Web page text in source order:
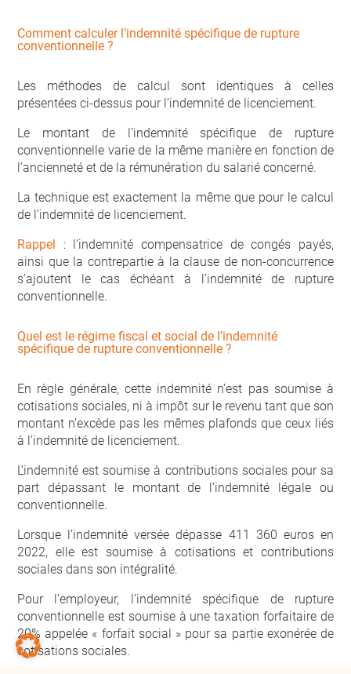
Comment calculer l’indemnité spécifique de rupture
conventionnelle ?
Les méthodes de calcul sont identiques à celles
présentées ci-dessus pour l’indemnité de licenciement.
Le montant de l’indemnité spécifique de rupture
conventionnelle varie de la même manière en fonction de
l’ancienneté et de la rémunération du salarié concerné.
La technique est exactement la même que pour le calcul
de l’indemnité de licenciement.
Rappel : l’indemnité compensatrice de congés payés,
ainsi que la contrepartie à la clause de non-concurrence
s’ajoutent le cas échéant à l’indemnité de rupture
conventionnelle.
Quel est le régime fiscal et social de l’indemnité
spécifique de rupture conventionnelle ?
En règle générale, cette indemnité n’est pas soumise à
cotisations sociales, ni à impôt sur le revenu tant que son
montant n’excède pas les mêmes plafonds que ceux liés
à l’indemnité de licenciement.
L’indemnité est soumise à contributions sociales pour sa
part dépassant le montant de l’indemnité légale ou
conventionnelle.
Lorsque l’indemnité versée dépasse 411 360 euros en
2022, elle est soumise à cotisations et contributions
sociales dans son intégralité.
Pour l’employeur, l’indemnité spécifique de rupture
conventionnelle est soumise à une taxation forfaitaire de
20% appelée « forfait social » pour sa partie exonérée de
cotisations sociales.